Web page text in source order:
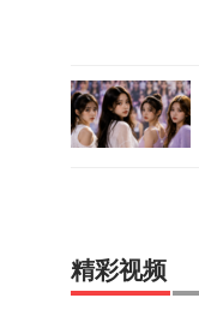
精彩视频